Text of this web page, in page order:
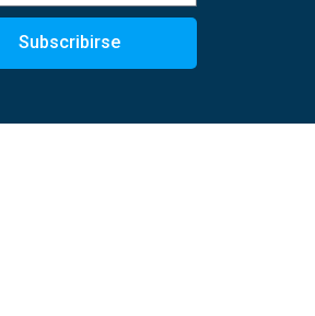
Subscribirse